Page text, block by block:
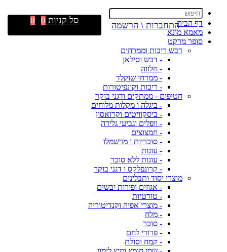
דף הבית
מאמא מונא
סופר מרקט
דבש ריבות וממרחים
- דבש וסילאן
- חלווה
- ממרחי שוקלד
- ריבות וקונפיטורות
חטיפים - ממתקים ודגני בוקר
- ביגלה ו מקלות מלוחים
- ביסקוויטים וקרואסון
- וופלים וגביעי גלידה
- חמצוצים
- סוכריות ו מרשמלו
- עוגות
- עוגות ללא סוכר
- קרונפלקס ו דגני בוקר
מוצרי יסוד ותבלינים
- אגוזים ופירות יבשים
- טורטיות
- מוצרי אפיה וקנדיטוריה
- מלח
- סוכר
- פרורי לחם
- קמח וסולת
התחברות \ הרשמה סל קניות 0
0